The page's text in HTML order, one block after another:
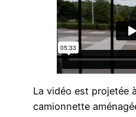
La vidéo est projetée
camionnette